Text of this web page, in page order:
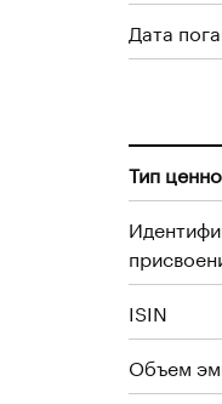
Дата
Тип
ISIN
Объем